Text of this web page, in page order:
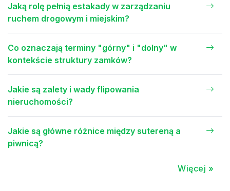
Jaką rolę pełnią estakady w zarządzaniu
ruchem drogowym i miejskim?
Co oznaczają terminy "górny" i "dolny" w
kontekście struktury zamków?
Jakie są zalety i wady flipowania
nieruchomości?
Jakie są główne różnice między sutereną a
piwnicą?
Więcej »